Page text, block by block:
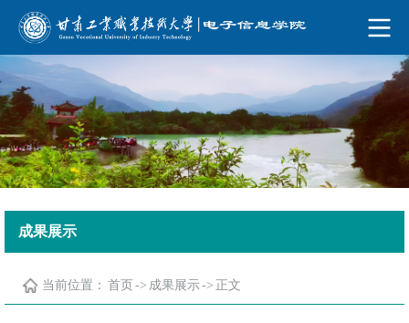
2026年国际足联世界杯(23rd FIFA World
Cup)-Official website
成果展示
当前位置： 首页 -> 成果展示-> 正文